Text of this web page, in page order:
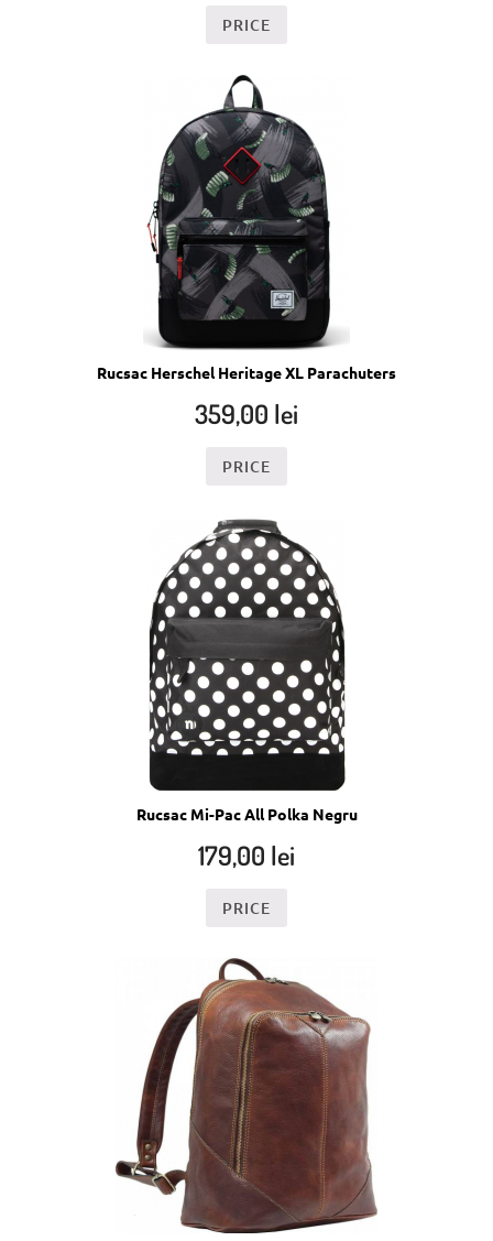
PRICE
Rucsac Herschel Heritage XL Parachuters
359,00 lei
PRICE
Rucsac Mi-Pac All Polka Negru
179,00 lei
PRICE